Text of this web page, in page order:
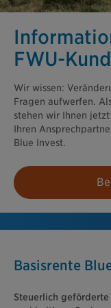
FWU-
Wir wissen:
Fragen aufwerfen.
stehen wir Ihnen
Ihren
Blue Invest.
Basisrente
Steuerlich